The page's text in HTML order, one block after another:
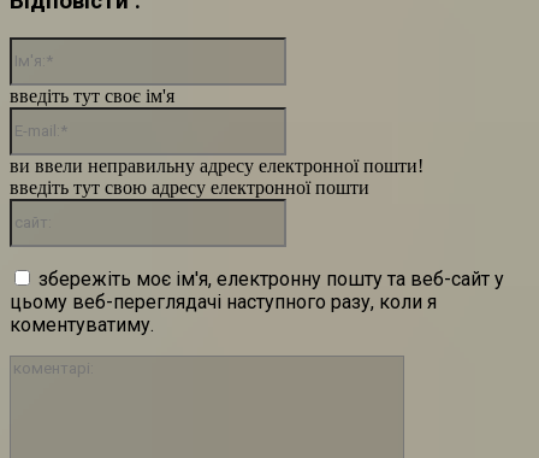
введіть тут своє ім'я
ви ввели неправильну адресу електронної пошти!
введіть тут свою адресу електронної пошти
збережіть моє ім'я, електронну пошту та веб-сайт у
цьому веб-переглядачі наступного разу, коли я
коментуватиму.